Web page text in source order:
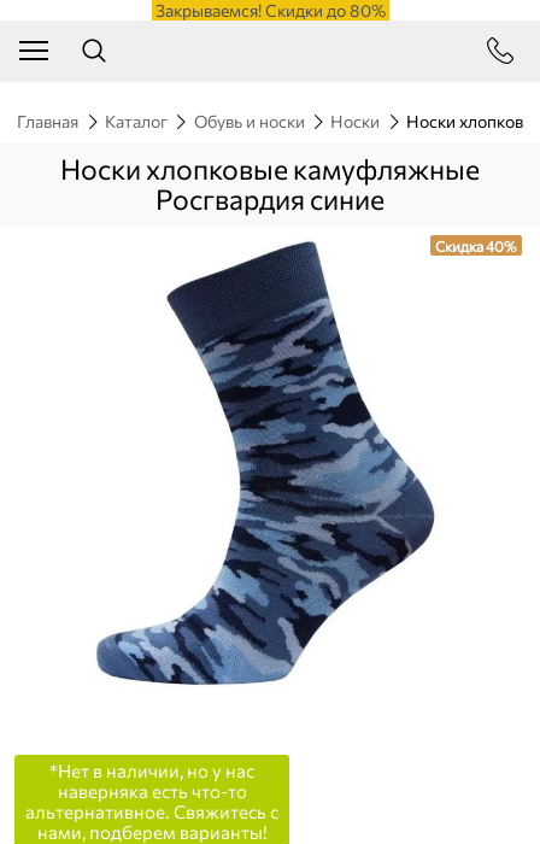
Закрываемся! Скидки до 80%
Главная Каталог Обувь и носки Носки Носки
Носки хлопковые камуфляжные
Росгвардия синие
Скидка 40%
*Нет в наличии, но у нас
наверняка есть что-то
альтернативное. Свяжитесь с
нами, подберем варианты!